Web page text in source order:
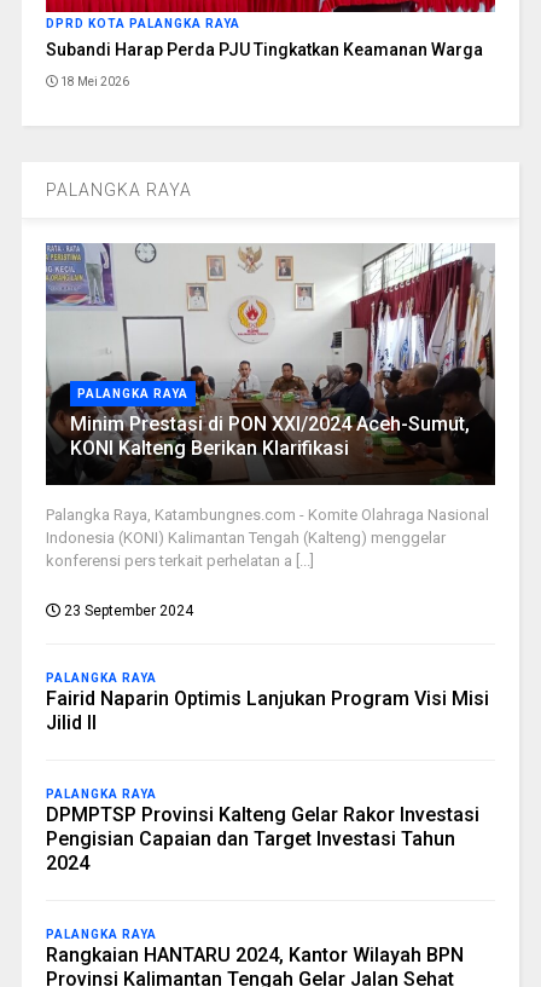
DPRD KOTA PALANGKA RAYA
Subandi Harap Perda PJU Tingkatkan Keamanan Warga
18 Mei 2026
PALANGKA RAYA
PALANGKA RAYA
Minim Prestasi di PON XXI/2024 Aceh-Sumut,
KONI Kalteng Berikan Klarifikasi
Palangka Raya, Katambungnes.com - Komite Olahraga Nasional
Indonesia (KONI) Kalimantan Tengah (Kalteng) menggelar
konferensi pers terkait perhelatan a [...]
23 September 2024
PALANGKA RAYA
Fairid Naparin Optimis Lanjukan Program Visi Misi
Jilid II
PALANGKA RAYA
DPMPTSP Provinsi Kalteng Gelar Rakor Investasi
Pengisian Capaian dan Target Investasi Tahun
2024
PALANGKA RAYA
Rangkaian HANTARU 2024, Kantor Wilayah BPN
Provinsi Kalimantan Tengah Gelar Jalan Sehat